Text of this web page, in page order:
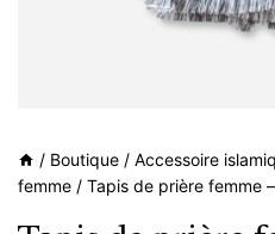
/ Boutique / Accessoire
femme / Tapis de prière femme